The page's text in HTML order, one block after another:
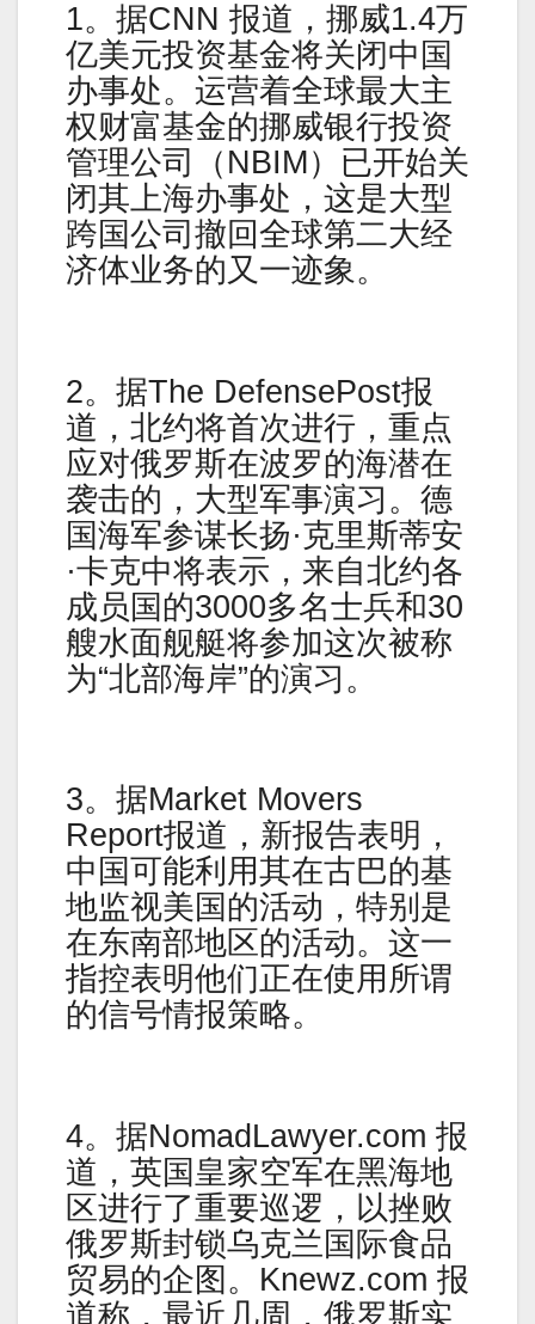
1。据CNN 报道，挪威1.4万
亿美元投资基金将关闭中国
办事处。运营着全球最大主
权财富基金的挪威银行投资
管理公司（NBIM）已开始关
闭其上海办事处，这是大型
跨国公司撤回全球第二大经
济体业务的又一迹象。
2。据The DefensePost报
道，北约将首次进行，重点
应对俄罗斯在波罗的海潜在
袭击的，大型军事演习。德
国海军参谋长扬·克里斯蒂安
·卡克中将表示，来自北约各
成员国的3000多名士兵和30
艘水面舰艇将参加这次被称
为“北部海岸”的演习。
3。据Market Movers
Report报道，新报告表明，
中国可能利用其在古巴的基
地监视美国的活动，特别是
在东南部地区的活动。这一
指控表明他们正在使用所谓
的信号情报策略。
4。据NomadLawyer.com 报
道，英国皇家空军在黑海地
区进行了重要巡逻，以挫败
俄罗斯封锁乌克兰国际食品
贸易的企图。Knewz.com 报
道称，最近几周，俄罗斯实